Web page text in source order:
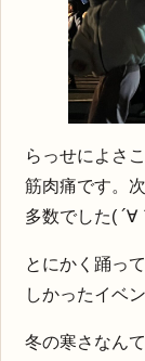
らっせによさ
筋肉痛です。
多数でした( ´∀
とにかく踊っ
しかったイベ
冬の寒さなん